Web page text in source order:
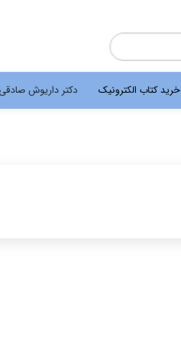
خرید کتاب الکترونیک دکتر داریوش صادقی